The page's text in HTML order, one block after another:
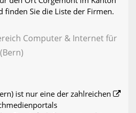
finden Sie die Liste der Firmen.
Computer & Internet für
ist nur eine der zahlreichen